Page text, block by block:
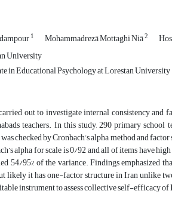
1 Mohammadrezā Mottaghi Niā2
University
in Educational Psychology at Lorestan University
out to investigate internal consistency
teachers. In this study, 290 primary
checked by Cronbach’s alpha method and
alpha for scale is 0/92 and all of items have
54/95% of the variance. Findings emphasized
likely it has one-factor structure in Iran unlike
instrument to assess collective self-efficacy